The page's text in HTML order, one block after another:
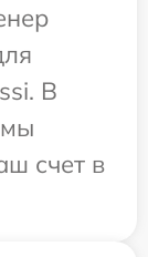
В
счет в